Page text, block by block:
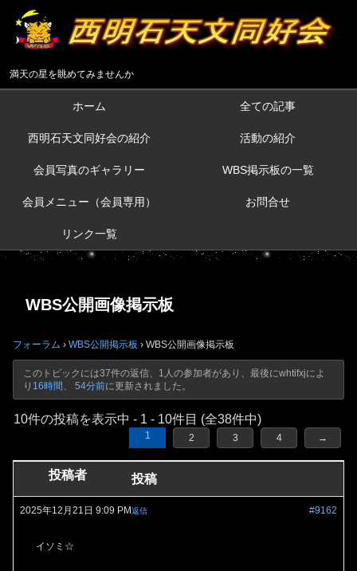
満天の星を眺めてみませんか
ホーム 全ての記事
西明石天文同好会の紹介 活動の紹介
会員写真のギャラリー WBS掲示板の一覧
会員メニュー（会員専用） お問合せ
リンク一覧
WBS公開画像掲示板
フォーラム › WBS公開掲示板 › WBS公開画像掲示板
このトピックには37件の返信、1人の参加者があり、最後にwhtifxjによ
り 16時間、 54分前に更新されました。
10件の投稿を表示中 - 1 - 10件目 (全38件中)
1 2 3 4 →
投稿者 投稿
2025年12月21日 9:09 PM #9162
返信
イソミ☆